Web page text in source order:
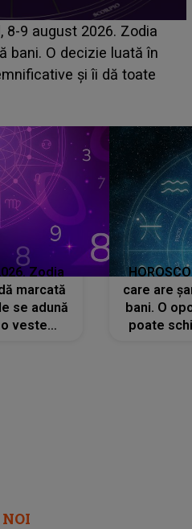
ASCUNS până
din Casa Iubirii
despre mama
eu nu te iubesc pentru
Zodia
marcată
se adună
veste
care are
bani. O
poate